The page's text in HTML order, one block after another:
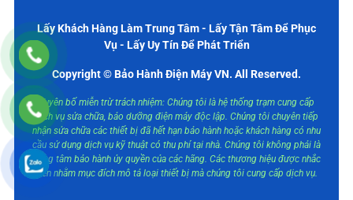
Lấy Khách Hàng Làm Trung Tâm - Lấy Tận Tâm Để Phục
Vụ - Lấy Uy Tín Để Phát Triển
Copyright © Bảo Hành Điện Máy VN. All Reserved.
Tuyên bố miễn trừ trách nhiệm: Chúng tôi là hệ thống trạm cung cấp
dịch vụ sửa chữa, bảo dưỡng điện máy độc lập. Chúng tôi chuyên tiếp
nhận sửa chữa các thiết bị đã hết hạn bảo hành hoặc khách hàng có nhu
cầu sử dụng dịch vụ kỹ thuật có thu phí tại nhà. Chúng tôi không phải là
trung tâm bảo hành ủy quyền của các hãng. Các thương hiệu được nhắc
đến nhằm mục đích mô tả loại thiết bị mà chúng tôi cung cấp dịch vụ.